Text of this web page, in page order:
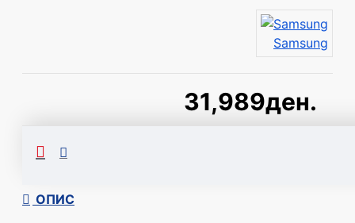
31,989ден.
Samsung
ОПИС